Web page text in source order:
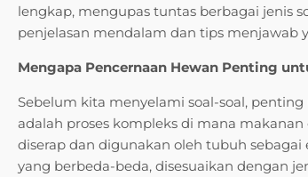
lengkap, mengupas tuntas berbagai jenis
penjelasan mendalam dan tips menjawab
Mengapa Pencernaan Hewan Penting
Sebelum kita menyelami soal-soal,
adalah proses kompleks di mana
diserap dan digunakan oleh tubuh
yang berbeda-beda, disesuaikan dengan